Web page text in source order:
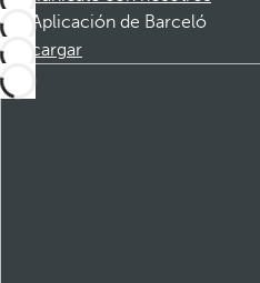
Aplicación de Barceló
Descargar